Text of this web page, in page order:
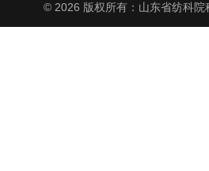
© 2026 版权所有：山东省纺科